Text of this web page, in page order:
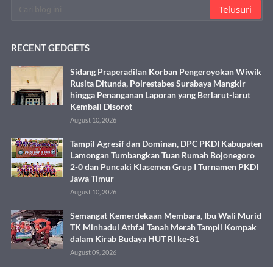
RECENT GEDGETS
Sidang Praperadilan Korban Pengeroyokan Wiwik
Rusita Ditunda, Polrestabes Surabaya Mangkir
hingga Penanganan Laporan yang Berlarut-larut
Kembali Disorot
August 10, 2026
Tampil Agresif dan Dominan, DPC PKDI Kabupaten
Lamongan Tumbangkan Tuan Rumah Bojonegoro
2-0 dan Puncaki Klasemen Grup I Turnamen PKDI
Jawa Timur
August 10, 2026
Semangat Kemerdekaan Membara, Ibu Wali Murid
TK Minhadul Athfal Tanah Merah Tampil Kompak
dalam Kirab Budaya HUT RI ke-81
August 09, 2026